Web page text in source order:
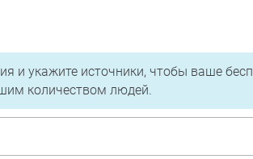
и укажите источники, чтобы ваше
количеством людей.